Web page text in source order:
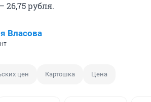
26,75 рубля.
Власова
цен Картошка Цена